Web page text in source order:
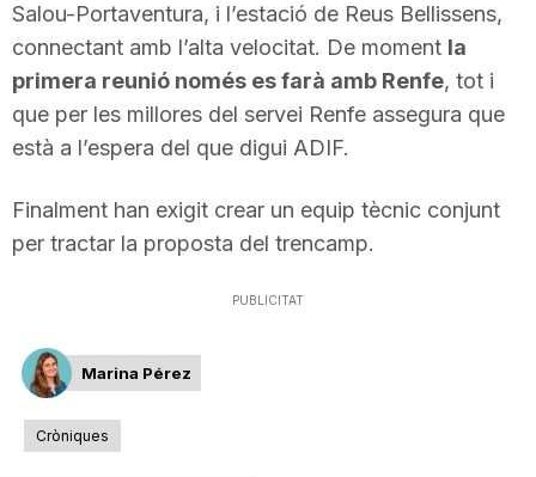
n
Salou-Portaventura, i l’estació de Reus Bellissens,
connectant amb l’alta velocitat. De moment la
primera reunió només es farà amb Renfe, tot i
que per les millores del servei Renfe assegura que
està a l’espera del que digui ADIF.
Finalment han exigit crear un equip tècnic conjunt
per tractar la proposta del trencamp.
PUBLICITAT
Marina Pérez
Cròniques